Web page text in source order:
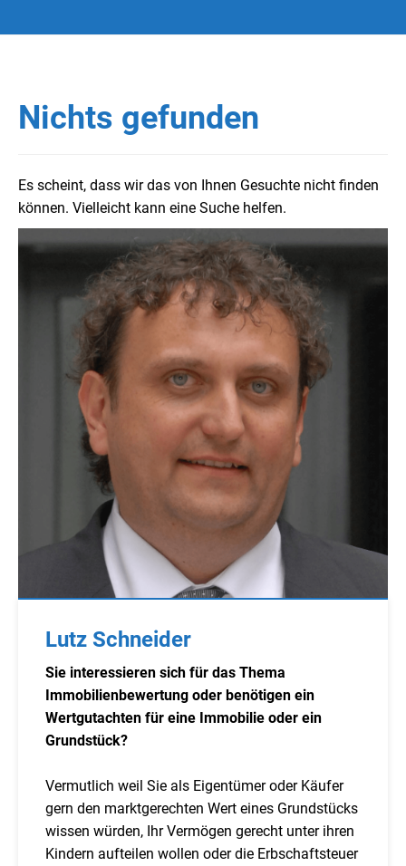
Nichts gefunden
Es scheint, dass wir das von Ihnen Gesuchte nicht finden
können. Vielleicht kann eine Suche helfen.
Lutz Schneider
Sie interessieren sich für das Thema
Immobilienbewertung oder benötigen ein
Wertgutachten für eine Immobilie oder ein
Grundstück?
Vermutlich weil Sie als Eigentümer oder Käufer
gern den marktgerechten Wert eines Grundstücks
wissen würden, Ihr Vermögen gerecht unter ihren
Kindern aufteilen wollen oder die Erbschaftsteuer